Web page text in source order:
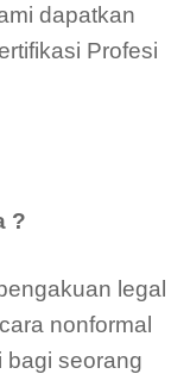
dapatkan
Profesi
?
legal
nonformal
bagi seorang